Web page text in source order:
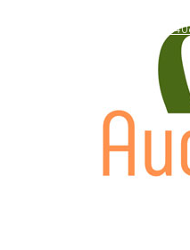
WhatsApp: